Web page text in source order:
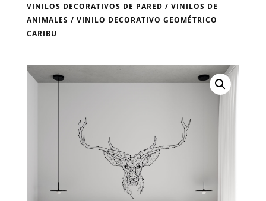
VINILOS DECORATIVOS DE PARED / VINILOS DE
ANIMALES / VINILO DECORATIVO GEOMÉTRICO
CARIBU